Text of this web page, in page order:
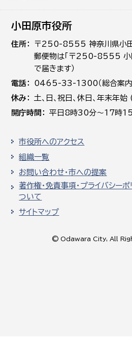
小田原市役所
住所
〒250-8555 神奈川県小
郵便物は「〒250-8555 小
で届きます）
電話
0465-33-1300（総合案内
休み
土､日､祝日、休日、年末年
開庁時間
平日8時30分～17時
市役所へのアクセス
組織一覧
お問い合わせ・市への提案
著作権・免責事項・プライバシーポ
ついて
サイトマップ
© Odawara City, All